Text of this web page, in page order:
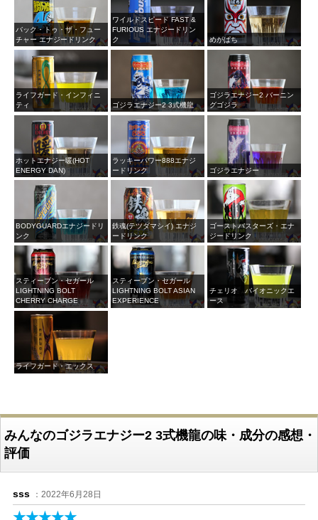
バック・トゥ・ザ・フュー
チャー エナジードリンク
ワイルドスピード FAST &
FURIOUS エナジードリン
ク
めがぱち
ライフガード・インフィニ
ティ
ゴジラエナジー2 3式機龍
ゴジラエナジー2 バーニン
グゴジラ
ホットエナジー暖(HOT
ENERGY DAN)
ラッキーパワー888エナジ
ードリンク
ゴジラエナジー
BODYGUARDエナジードリ
ンク
鉄魂(テツダマシイ) エナジ
ードリンク
ゴーストバスターズ・エナ
ジードリンク
スティーブン・セガール
LIGHTNING BOLT
CHERRY CHARGE
スティーブン・セガール
LIGHTNING BOLT ASIAN
EXPERIENCE
チェリオ バイオニックエ
ース
ライフガード・エックス
みんなのゴジラエナジー2 3式機龍の味・成分の感想・
評価
sss ：2022年6月28日
★★★★★